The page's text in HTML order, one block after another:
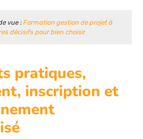
vue :Formation gestion de projet à
décisifs pour bien choisir
pratiques,
inscription et